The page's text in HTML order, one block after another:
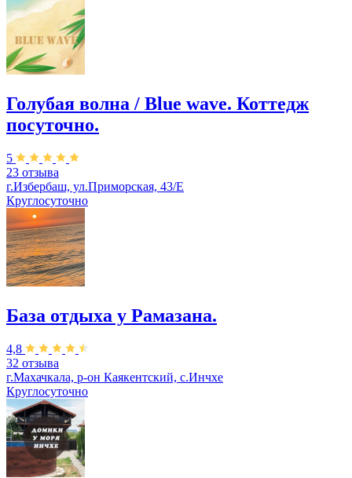
Голубая волна / Blue wave. Коттедж
посуточно.
5
23 отзыва
г.Избербаш, ул.Приморская, 43/Е
Круглосуточно
База отдыха у Рамазана.
4,8
32 отзыва
г.Махачкала, р-он Каякентский, с.Инчхе
Круглосуточно